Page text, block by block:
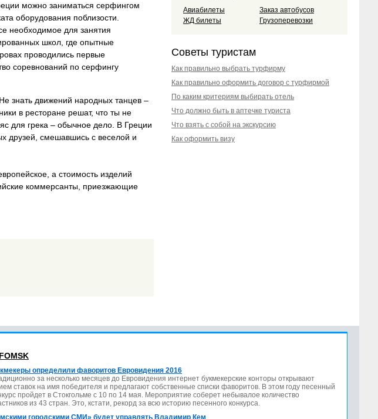
можно заниматься серфингом
оборудования поблизости.
необходимое для занятия
школ, где опытные
проводились первые
соревнований по серфингу
знать движений народных танцев –
в ресторане решат, что ты не
для грека – обычное дело. В Греции
друзей, смешавшись с веселой и
а стоимость изделий
коммерсанты, приезжающие
Авиабилеты
ЖД билеты
Заказ автобусов
Грузоперевозки
Советы туристам
Как правильно выбрать турфирму
Как правильно оформить договор с турфирмой
По каким критериям выбирать отель
Что должно быть в аптечке туриста
Что взять с собой на экскурсию
Как оформить визу
определили фаворитов Евровидения 2016
за несколько месяцев до Евровидения интернет букмекерские конторы открывают
ставок на имя победителя и предлагают собственные списки фаворитов. В этом году песенный
пройдет в Стокгольме с 10 по 14 мая. Мероприятие соберет небывалое количество
из 43 стран. Это, кстати, рекорд за всю историю песенного конкурса.